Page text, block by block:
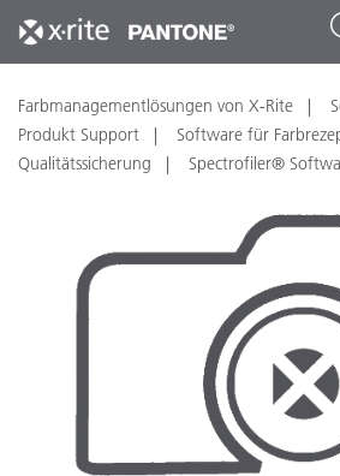
Farbmanagementlösungen von X-Rite
Produkt Support
Software für
Qualitätssicherung
Spectrofiler®